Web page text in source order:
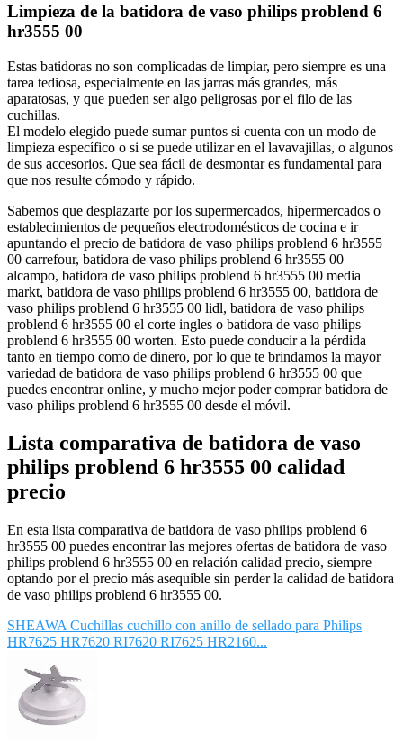
Limpieza de la batidora de vaso philips problend 6
hr3555 00
Estas batidoras no son complicadas de limpiar, pero siempre es una
tarea tediosa, especialmente en las jarras más grandes, más
aparatosas, y que pueden ser algo peligrosas por el filo de las
cuchillas.
El modelo elegido puede sumar puntos si cuenta con un modo de
limpieza específico o si se puede utilizar en el lavavajillas, o algunos
de sus accesorios. Que sea fácil de desmontar es fundamental para
que nos resulte cómodo y rápido.
Sabemos que desplazarte por los supermercados, hipermercados o
establecimientos de pequeños electrodomésticos de cocina e ir
apuntando el precio de batidora de vaso philips problend 6 hr3555
00 carrefour, batidora de vaso philips problend 6 hr3555 00
alcampo, batidora de vaso philips problend 6 hr3555 00 media
markt, batidora de vaso philips problend 6 hr3555 00, batidora de
vaso philips problend 6 hr3555 00 lidl, batidora de vaso philips
problend 6 hr3555 00 el corte ingles o batidora de vaso philips
problend 6 hr3555 00 worten. Esto puede conducir a la pérdida
tanto en tiempo como de dinero, por lo que te brindamos la mayor
variedad de batidora de vaso philips problend 6 hr3555 00 que
puedes encontrar online, y mucho mejor poder comprar batidora de
vaso philips problend 6 hr3555 00 desde el móvil.
Lista comparativa de batidora de vaso
philips problend 6 hr3555 00 calidad
precio
En esta lista comparativa de batidora de vaso philips problend 6
hr3555 00 puedes encontrar las mejores ofertas de batidora de vaso
philips problend 6 hr3555 00 en relación calidad precio, siempre
optando por el precio más asequible sin perder la calidad de batidora
de vaso philips problend 6 hr3555 00.
SHEAWA Cuchillas cuchillo con anillo de sellado para Philips
HR7625 HR7620 RI7620 RI7625 HR2160...